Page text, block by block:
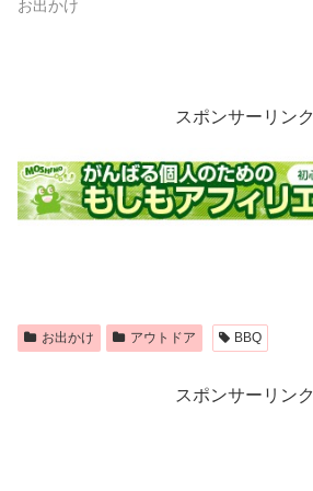
お出かけ
スポンサーリンク
お出かけ アウトドア BBQ
スポンサーリンク